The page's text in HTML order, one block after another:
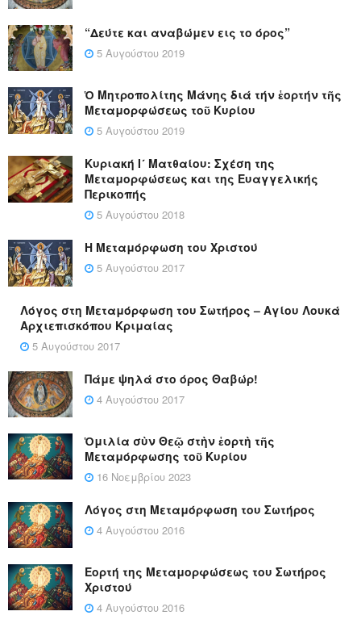
“Δεύτε και αναβώμεν εις το όρος”
5 Αυγούστου 2019
Ὁ Μητροπολίτης Μάνης διά τήν ἑορτήν τῆς
Μεταμορφώσεως τοῦ Κυρίου
5 Αυγούστου 2019
Κυριακή Ι´ Ματθαίου: Σχέση της
Μεταμορφώσεως και της Ευαγγελικής
Περικοπής
5 Αυγούστου 2018
Η Μεταμόρφωση του Χριστού
5 Αυγούστου 2017
Λόγος στη Μεταμόρφωση του Σωτήρος – Αγίου Λουκά
Αρχιεπισκόπου Κριμαίας
5 Αυγούστου 2017
Πάμε ψηλά στο όρος Θαβώρ!
4 Αυγούστου 2017
Ὁμιλία σὺν Θεῷ στὴν ἑορτὴ τῆς
Μεταμόρφωσης τοῦ Κυρίου
16 Νοεμβρίου 2023
Λόγος στη Μεταμόρφωση του Σωτήρος
4 Αυγούστου 2016
Εορτή της Μεταμορφώσεως του Σωτήρος
Χριστού
4 Αυγούστου 2016